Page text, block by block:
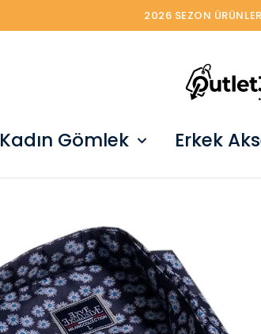
2026 SEZON
Kadın Gömlek Erkek